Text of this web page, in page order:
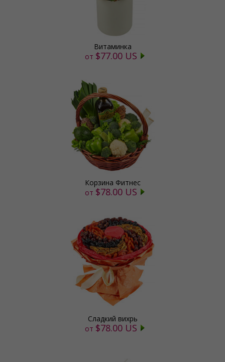
Витаминка
от $77.00 US
Корзина Фитнес
от $78.00 US
Сладкий вихрь
от $78.00 US